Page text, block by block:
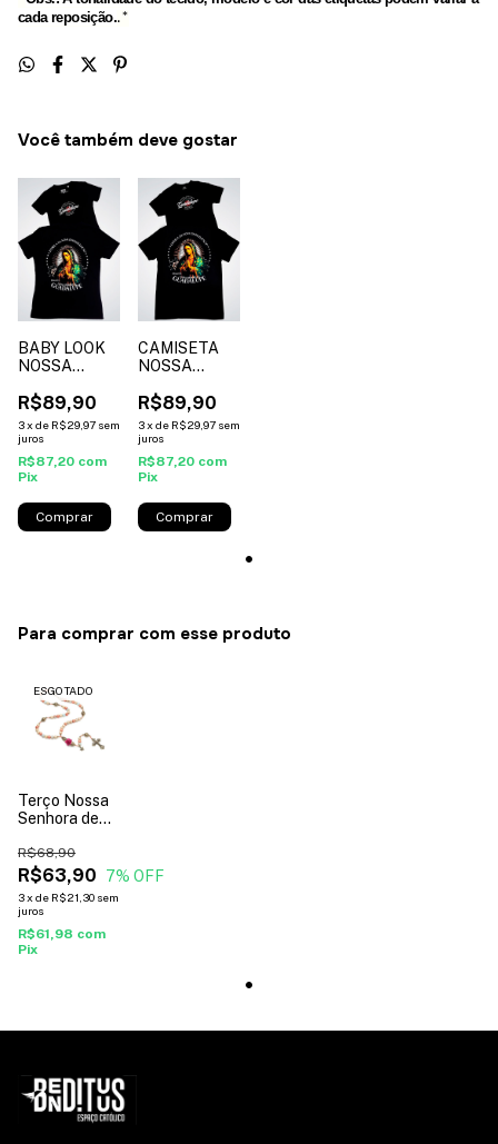
cada reposição..*
Você também deve gostar
BABY LOOK
NOSSA
GUADALUPE
- cor preto*
R$89,90
3x de R$29,97 sem
juros
R$87,20 com
Pix
Comprar
CAMISETA
NOSSA
GUADALUPE
- cor preto*
R$89,90
3x de R$29,97 sem
juros
R$87,20 com
Pix
Comprar
Para comprar com esse produto
ESGOTADO
Terço Nossa
Senhora de
com Flor
Colorido 8 mm
R$63,90
R$68,90
7% OFF
3x de R$21,30 sem
juros
R$61,98 com
Pix